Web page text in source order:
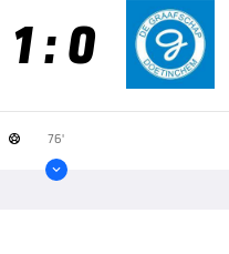
1 : 0
 76'
